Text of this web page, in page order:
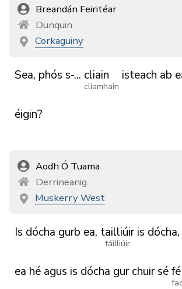
Breandán Feiritéar
Dunquin
Corkaguiny
Sea, phós s-... cliain
cliamhain
isteach ab
éigin?
Aodh Ó Tuama
Derrineanig
Muskerry West
Is dócha gurb ea, tailliúir
táilliúir
is dócha,
ea hé agus is dócha gur chuirséfé